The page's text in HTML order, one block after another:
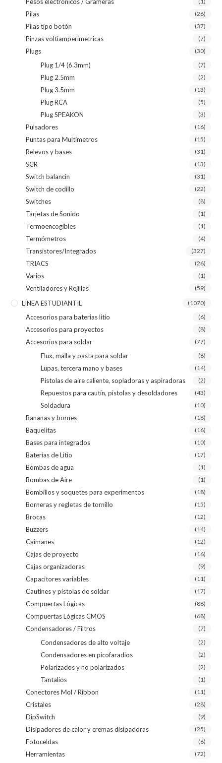
Pilas (26)
Pilas tipo botón (37)
Pinzas voltiamperimetricas (7)
Plugs (30)
Plug 1/4 (6.3mm) (7)
Plug 2.5mm (2)
Plug 3.5mm (13)
Plug RCA (5)
Plug SPEAKON (3)
Pulsadores (16)
Puntas para Multímetros (15)
Relevos y bases (31)
SCR (13)
Switch balancin (31)
Switch de codillo (22)
Switches (8)
Tarjetas de Sonido (1)
Termoencogibles (1)
Termómetros (4)
Transistores/Integrados (327)
TRIACS (26)
Varios (1)
Ventiladores y Rejillas (59)
LÍNEA ESTUDIANTIL (1070)
Accesorios para baterias litio (6)
Accesorios para proyectos (8)
Accesorios para soldar (77)
Flux, malla y pasta para soldar (8)
Lupas, tercera mano y bases (14)
Pistolas de aire caliente, sopladoras y aspiradoras (2)
Repuestos para cautín, pistolas y desoldadores (43)
Soldadura (10)
Bananas y bornes (18)
Baquelitas (16)
Bases para integrados (10)
Baterías de Litio (17)
Bombas de agua (1)
Bombas de Aire (1)
Bombillos y soquetes para experimentos (18)
Borneras y regletas de tornillo (15)
Brocas (12)
Buzzers (14)
Caimanes (12)
Cajas de proyecto (16)
Cajas organizadoras (9)
Capacitores variables (11)
Cautines y pistolas de soldar (17)
Compuertas Lógicas (88)
Compuertas Lógicas CMOS (68)
Condensadores / Filtros (7)
Condensadores de alto voltaje (2)
Condensadores en picofaradios (2)
Polarizados y no polarizados (2)
Tantalios (1)
Conectores Mol / Ribbon (11)
Cristales (28)
DipSwitch (9)
Disipadores de calor y cremas disipadoras (25)
Fotoceldas (6)
Herramientas (72)